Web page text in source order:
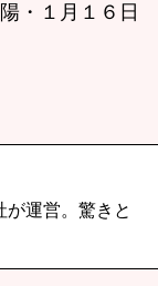
・１月１６日
運営。驚きと